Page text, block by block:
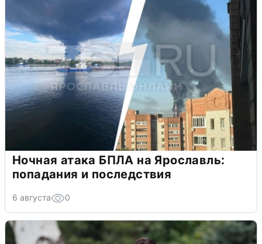
Ночная атака БПЛА на Ярославль:
попадания и последствия
6 августа 0